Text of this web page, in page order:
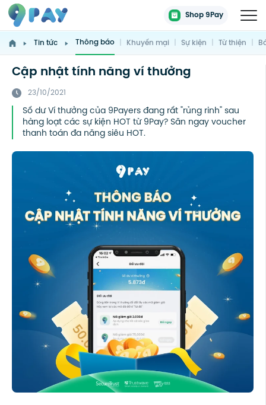
Shop 9Pay
Tin tức Thông báo | Khuyến mại | Sự kiện | Từ thiện |
Cập nhật tính năng ví thưởng
23/10/2021
Số dư Ví thưởng của 9Payers đang rất "rủng rinh" sau
hàng loạt các sự kiện HOT từ 9Pay? Săn ngay voucher
thanh toán đa năng siêu HOT.